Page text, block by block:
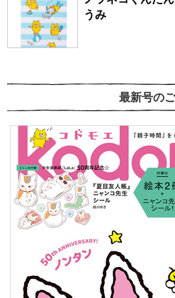
うみ
最新号の